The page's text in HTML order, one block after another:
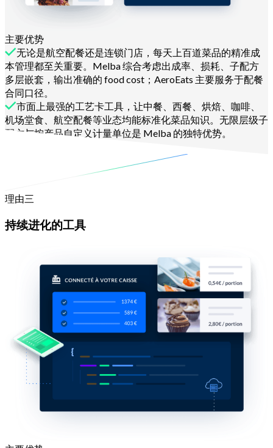
主要优势
无论是航空配餐还是连锁门店，每天上百道菜品的精准成
本管理都至关重要。Melba 综合考虑出成率、损耗、子配方
多层嵌套，输出准确的 food cost；AeroEats 主要服务于配餐
合同口径。
市面上最强的工艺卡工具，让中餐、西餐、烘焙、咖啡、
机场堂食、航空配餐等业态均能标准化菜品知识。无限层级子
配方与按产品自定义计量单位是 Melba 的独特优势。
理由三
持续进化的工具